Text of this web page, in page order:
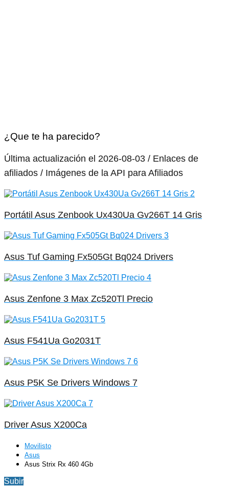
¿Que te ha parecido?
Última actualización el 2026-08-03 / Enlaces de
afiliados / Imágenes de la API para Afiliados
Portátil Asus Zenbook Ux430Ua Gv266T 14 Gris
Asus Tuf Gaming Fx505Gt Bq024 Drivers
Asus Zenfone 3 Max Zc520Tl Precio
Asus F541Ua Go2031T
Asus P5K Se Drivers Windows 7
Driver Asus X200Ca
Movilisto
Asus
Asus Strix Rx 460 4Gb
Subir